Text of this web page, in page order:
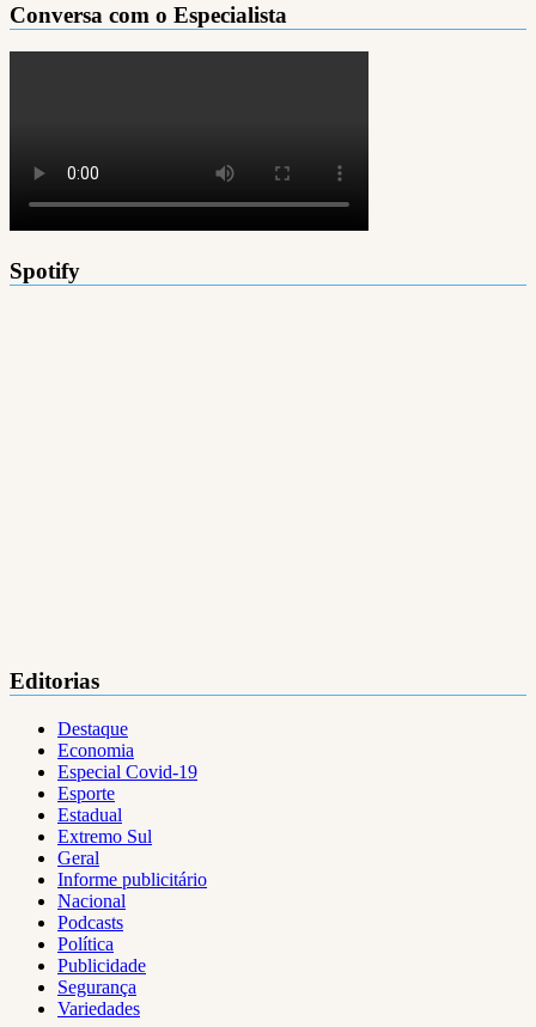
Conversa com o Especialista
Spotify
Editorias
Destaque
Economia
Especial Covid-19
Esporte
Estadual
Extremo Sul
Geral
Informe publicitário
Nacional
Podcasts
Política
Publicidade
Segurança
Variedades